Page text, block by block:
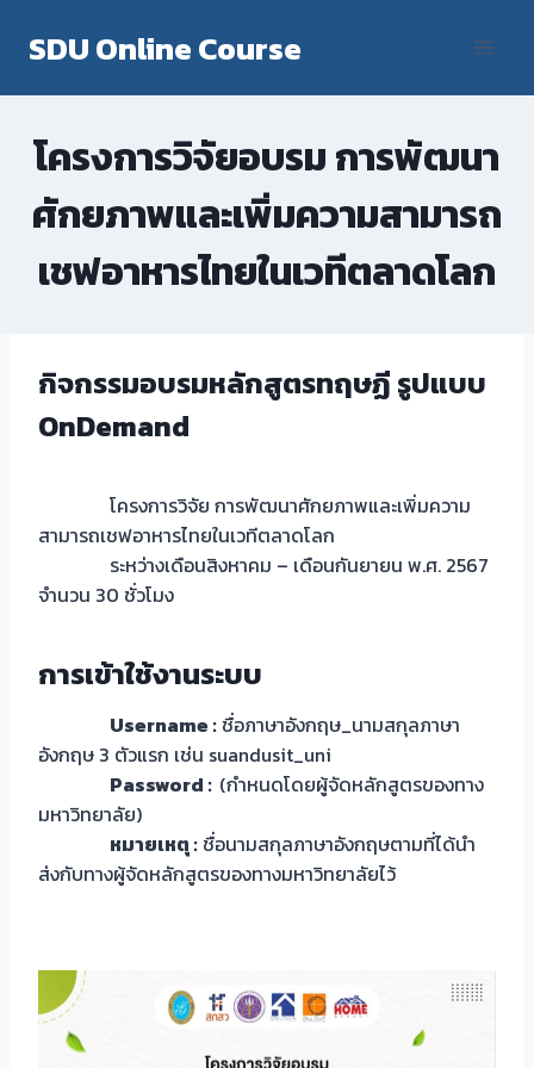
SDU Online Course
โครงการวิจัยอบรม การพัฒนา
ศักยภาพและเพิ่มความสามารถ
เชฟอาหารไทยในเวทีตลาดโลก
กิจกรรมอบรมหลักสูตรทฤษฏี รูปแบบ
OnDemand
โครงการวิจัย การพัฒนาศักยภาพและเพิ่มความ
สามารถเชฟอาหารไทยในเวทีตลาดโลก
ระหว่างเดือนสิงหาคม – เดือนกันยายน พ.ศ. 2567
จำนวน 30 ชั่วโมง
การเข้าใช้งานระบบ
Username : ชื่อภาษาอังกฤษ_นามสกุลภาษา
อังกฤษ 3 ตัวแรก เช่น suandusit_uni
Password : (กำหนดโดยผู้จัดหลักสูตรของทาง
มหาวิทยาลัย)
หมายเหตุ : ชื่อนามสกุลภาษาอังกฤษตามที่ได้นำ
ส่งกับทางผู้จัดหลักสูตรของทางมหาวิทยาลัยไว้